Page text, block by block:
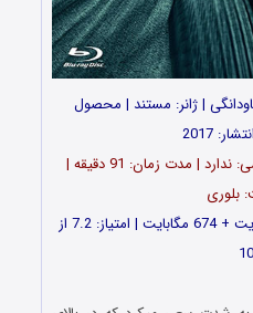
| ژانر: مستند | محصول
2017
زبان: انگلیسی | زیرنویس فارسی: ندارد | مدت زمان: 91 دقیقه |
بلوری
فرمت: MP4 | حجم: 1.39 گیگابایت + 674 مگابایت | امتیاز: 7.2 از
10